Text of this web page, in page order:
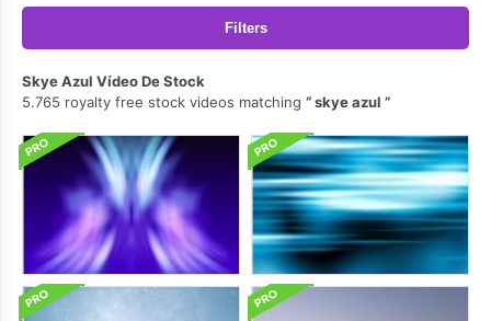
Filters
Skye Azul Vídeo De Stock
5.765 royalty free stock videos matching
skye azul